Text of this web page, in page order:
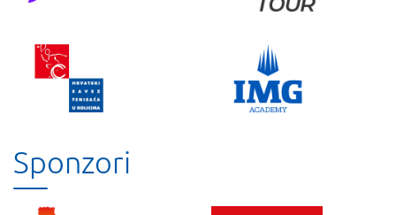
Sponzori